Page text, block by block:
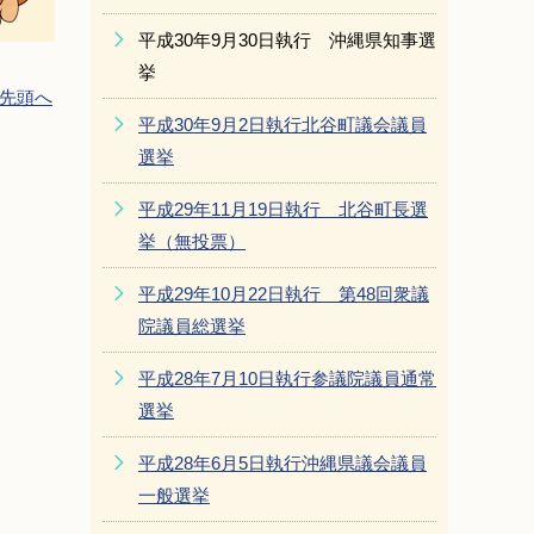
頭へ
平成30年9月30日執行 沖縄県知事選
挙
平成30年9月2日執行北谷町議会議員
選挙
平成29年11月19日執行 北谷町長選
挙（無投票）
平成29年10月22日執行 第48回衆議
院議員総選挙
平成28年7月10日執行参議院議員通常
選挙
平成28年6月5日執行沖縄県議会議員
一般選挙